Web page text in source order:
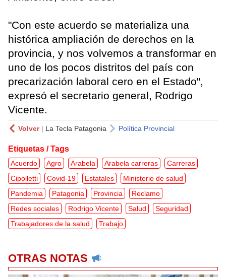
"Con este acuerdo se materializa una
histórica ampliación de derechos en la
provincia, y nos volvemos a transformar en
uno de los pocos distritos del país con
precarización laboral cero en el Estado",
expresó el secretario general, Rodrigo
Vicente.
Volver| La Tecla Patagonia Política Provincial
Etiquetas / Tags
Acuerdo Agro Arabela Arabela carreras
Carreras
Cipolletti
Covid-19 Estatales
Ministerio de salud
Pandemia
Patagonia Provincia
Reclamo
Redes sociales
Rodrigo Vicente Salud
Seguridad
Trabajadores de la salud
Trabajo
OTRAS NOTAS